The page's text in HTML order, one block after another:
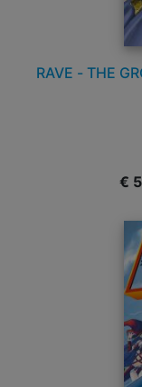
RAVE - THE
€